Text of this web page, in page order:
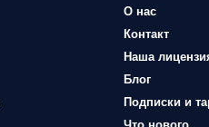
О нас
Контакт
Наша
Блог
Подписки и